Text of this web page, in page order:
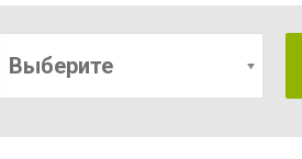
Выберите